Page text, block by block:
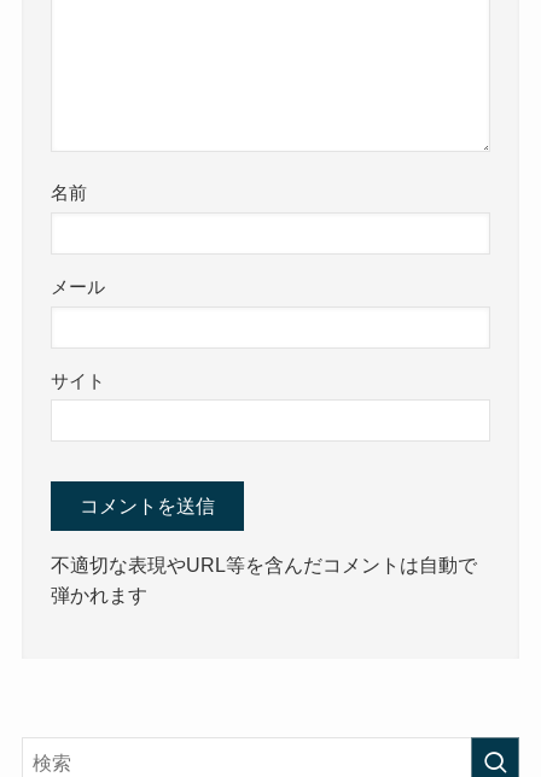
名前
メール
サイト
不適切な表現やURL等を含んだコメントは自動で
弾かれます